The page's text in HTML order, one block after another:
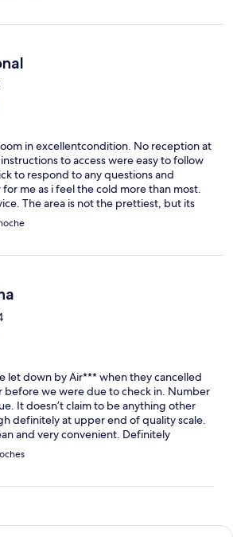
in excellentcondition. No reception at
to access were easy to follow
to respond to any questions and
me as i feel the cold more than most.
The area is not the prettiest, but its
let down by Air*** when they cancelled
before we were due to check in. Number
It doesn’t claim to be anything other
definitely at upper end of quality scale.
and very convenient. Definitely